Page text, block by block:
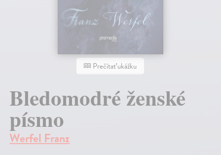
Prečítať ukážku
Bledomodré ženské
písmo
Werfel Franz